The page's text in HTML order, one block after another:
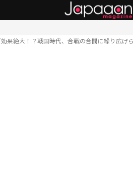
果絶大！？戦国時代、合戦の合間に繰り広げ